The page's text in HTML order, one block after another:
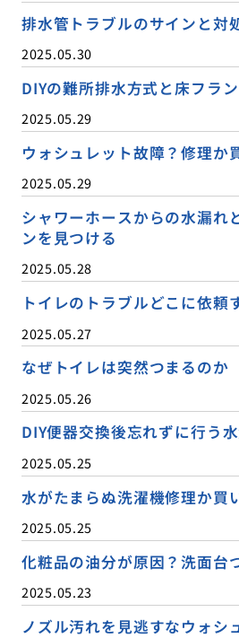
排水管トラブルのサインと対
2025.05.30
DIYの難所排水方式と床フラ
2025.05.29
ウォシュレット故障？修理か
2025.05.29
シャワーホースからの水漏れ
ンを見つける
2025.05.28
トイレのトラブルどこに依頼
2025.05.27
なぜトイレは突然つまるのか
2025.05.26
DIY便器交換後忘れずに行う
2025.05.25
水がたまらぬ洗濯機修理か買
2025.05.25
化粧品の油分が原因？洗面台
2025.05.23
ノズル汚れを見逃すなウォシ